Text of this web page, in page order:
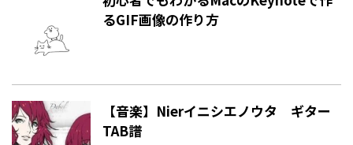
るGIF画像の作り方
【音楽】Nierイニシエノウタ ギター
TAB譜